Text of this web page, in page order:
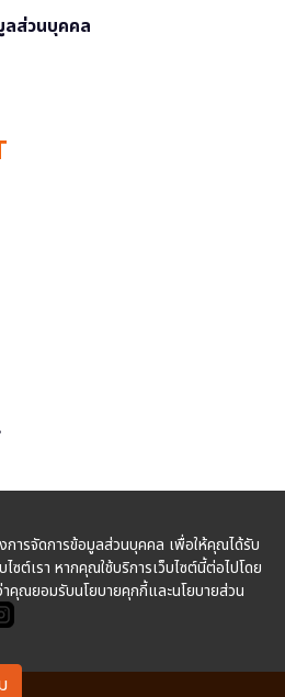
ลส่วนบุคคล
การจัดการข้อมูลส่วนบุคคล เพื่อให้คุณได้รับ
ซต์เรา หากคุณใช้บริการเว็บไซต์นี้ต่อไปโดย
คุณยอมรับนโยบายคุกกี้และนโยบายส่วน